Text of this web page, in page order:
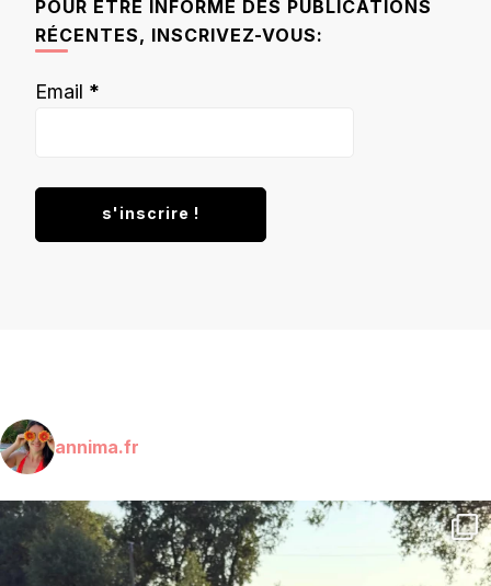
POUR ÊTRE INFORMÉ DES PUBLICATIONS
RÉCENTES, INSCRIVEZ-VOUS:
Email *
annima.fr